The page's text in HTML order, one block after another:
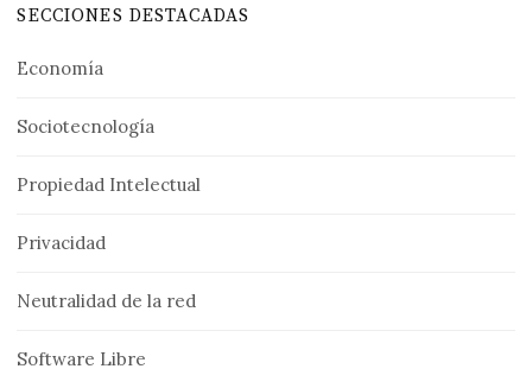
SECCIONES DESTACADAS
Economía
Sociotecnología
Propiedad Intelectual
Privacidad
Neutralidad de la red
Software Libre